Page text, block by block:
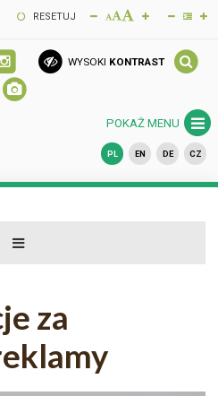
RESETUJ
WYSOKI KONTRAST
POKAŻ MENU
PL EN DE CZ
za